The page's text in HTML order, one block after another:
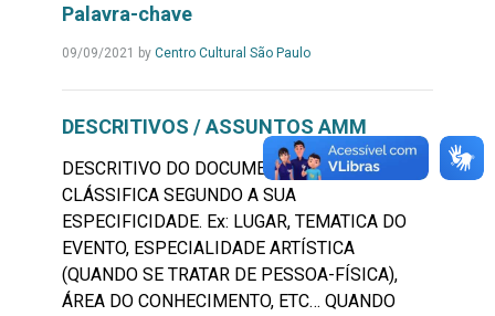
Palavra-chave
09/09/2021 by Centro Cultural São Paulo
DESCRITIVOS / ASSUNTOS AMM
DESCRITIVO DO DOCUMENTO QUE O
CLÁSSIFICA SEGUNDO A SUA
ESPECIFICIDADE. Ex: LUGAR, TEMATICA DO
EVENTO, ESPECIALIDADE ARTÍSTICA
(QUANDO SE TRATAR DE PESSOA-FÍSICA),
ÁREA DO CONHECIMENTO, ETC… QUANDO